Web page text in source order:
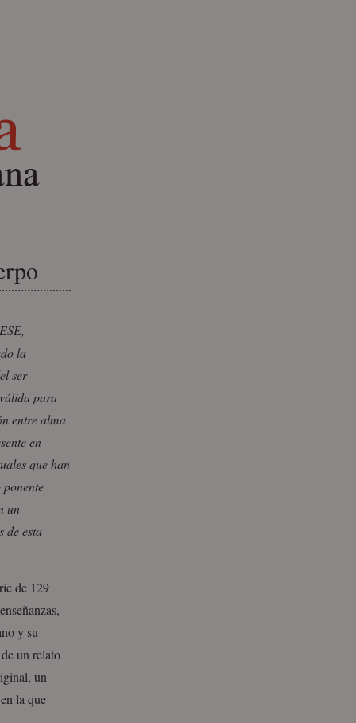
la
ser
para
entre alma
en
que han
un
de esta
de 129
y su
un relato
un
la que